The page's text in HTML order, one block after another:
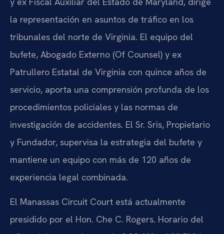
la representación en asuntos de tráfico en los
tribunales del norte de Virginia. El equipo del
bufete, Abogado Externo (Of Counsel) y ex
Patrullero Estatal de Virginia con quince años de
servicio, aporta una comprensión profunda de los
procedimientos policiales y las normas de
investigación de accidentes. El Sr. Sris, Propietario
y Fundador, supervisa la estrategia del bufete y
mantiene un equipo con más de 120 años de
experiencia legal combinada.
El Manassas Circuit Court está actualmente
presidido por el Hon. Che C. Rogers. Horario del